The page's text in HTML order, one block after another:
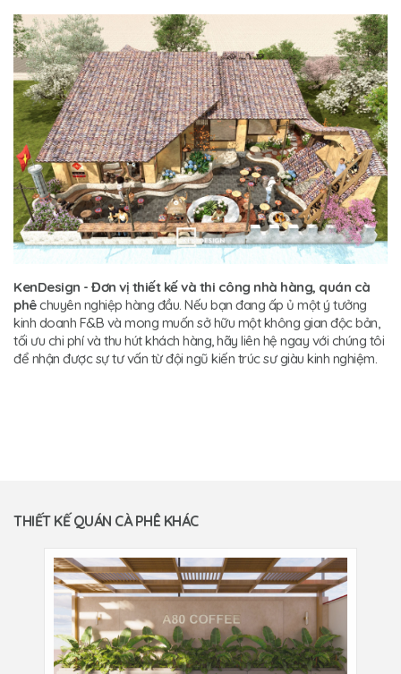
KenDesign - Đơn vị thiết kế và thi công nhà hàng, quán cà
phêchuyên nghiệp hàng đầu. Nếu bạn đang ấp ủ một ý tưởng
kinh doanh F&B và mong muốn sở hữu một không gian độc bản,
tối ưu chi phí và thu hút khách hàng, hãy liên hệ ngay với chúng tôi
để nhận được sự tư vấn từ đội ngũ kiến trúc sư giàu kinh nghiệm.
THIẾT KẾ QUÁN CÀ PHÊ KHÁC